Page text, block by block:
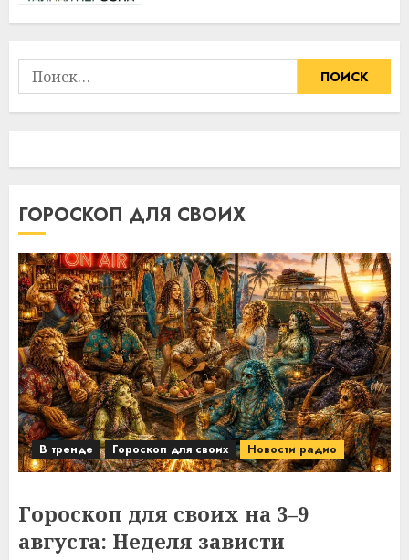
Найти:
ГОРОСКОП ДЛЯ СВОИХ
В тренде Гороскоп для своих Новости радио
Гороскоп для своих на 3–9
августа: Неделя зависти